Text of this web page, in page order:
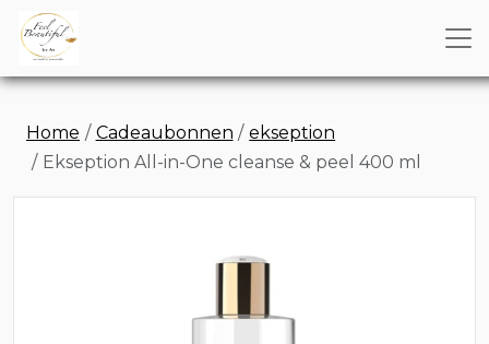
Home Cadeaubonnen
ekseption
Ekseption All-in-One cleanse & peel 400 ml